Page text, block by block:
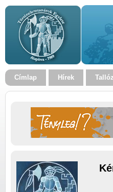
Címlap Hírek